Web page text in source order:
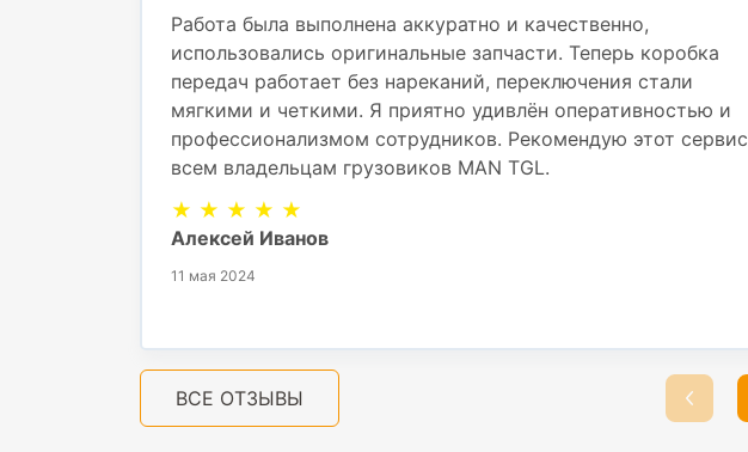
Работа была выполнена аккуратно и качественно,
использовались оригинальные запчасти. Теперь коробка
передач работает без нареканий, переключения стали
мягкими и четкими. Я приятно удивлён оперативностью и
профессионализмом сотрудников. Рекомендую этот сервис
всем владельцам грузовиков MAN TGL.
★ ★ ★ ★ ★
Алексей Иванов
11 мая 2024
ВСЕ ОТЗЫВЫ